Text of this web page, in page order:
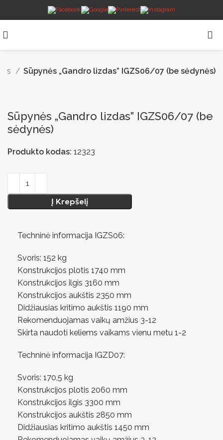
Sūpynės „Gandro lizdas” IGZS06/07 (be sėdynės)
Sūpynės „Gandro lizdas” IGZS06/07 (be
sėdynės)
Produkto kodas: 12323
Į Krepšelį
Techninė informacija IGZS06:
Svoris: 152 kg
Konstrukcijos plotis 1740 mm
Konstrukcijos ilgis 3160 mm
Konstrukcijos aukštis 2350 mm
Didžiausias kritimo aukštis 1190 mm
Rekomenduojamas vaikų amžius 3-12
Skirta naudoti keliems vaikams vienu metu 1-2
Techninė informacija IGZD07:
Svoris: 170,5 kg
Konstrukcijos plotis 2060 mm
Konstrukcijos ilgis 3300 mm
Konstrukcijos aukštis 2850 mm
Didžiausias kritimo aukštis 1450 mm